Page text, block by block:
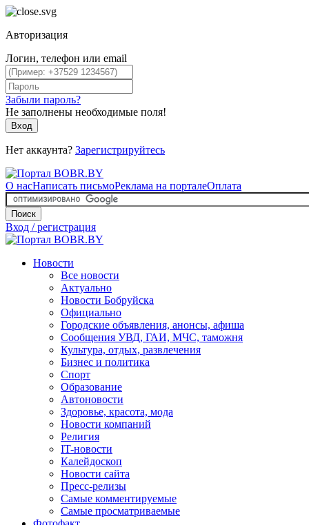
Авторизация
Логин, телефон или email
Забыли пароль?
Не заполнены необходимые поля!
Вход
Нет аккаунта? Зарегистрируйтесь
О насНаписать письмоРеклама на порталеОплата
Поиск
Вход / регистрация
Новости
Все новости
Актуально
Новости Бобруйска
Официально
Городские объявления, анонсы, афиша
Сообщения УВД, ГАИ, МЧС, таможня
Культура, отдых, развлечения
Бизнес и политика
Спорт
Образование
Автоновости
Здоровье, красота, мода
Новости компаний
Религия
IT-новости
Калейдоскоп
Новости сайта
Пресс-релизы
Самые комментируемые
Самые просматриваемые